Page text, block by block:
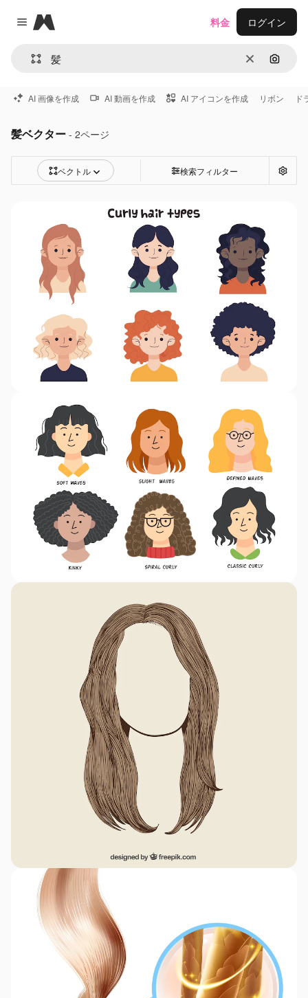
Close menu
Magnific
消去 画像で
料金 ログイン
AI 画像を作成 AI 動画を作成 AI アイコンを作成 リボン ド
髪ベクター - 2ページ
ベクトル 検索フィルター